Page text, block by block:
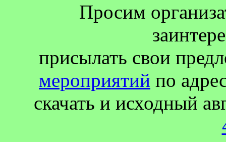
Просим
присылать свои
мероприятий по
скачать и исходный